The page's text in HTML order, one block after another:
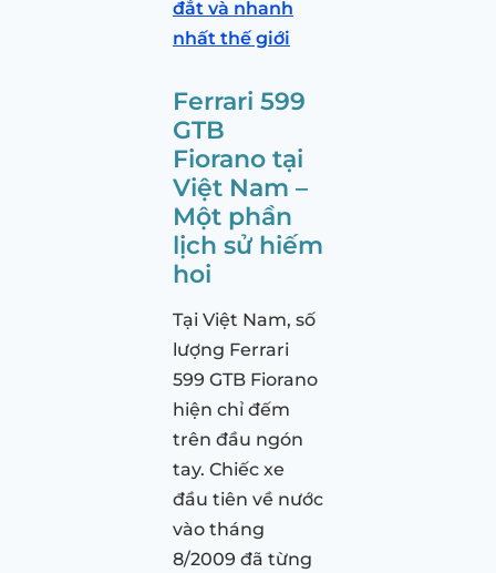
đắt và nhanh
nhất thế giới
Ferrari 599
GTB
Fiorano tại
Việt Nam –
Một phần
lịch sử hiếm
hoi
Tại Việt Nam, số
lượng Ferrari
599 GTB Fiorano
hiện chỉ đếm
trên đầu ngón
tay. Chiếc xe
đầu tiên về nước
vào tháng
8/2009 đã từng